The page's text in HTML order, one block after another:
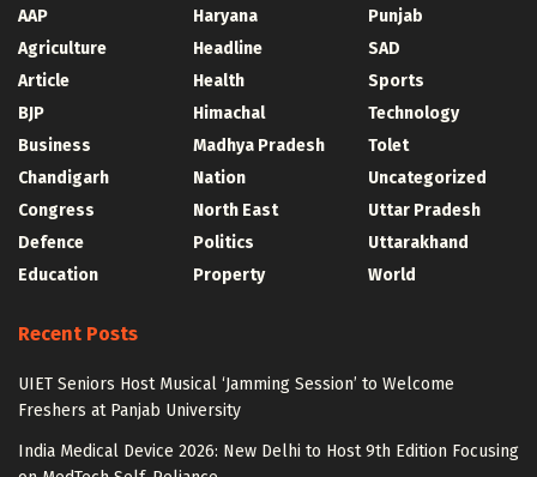
AAP
Agriculture
Article
BJP
Business
Chandigarh
Congress
Defence
Education
Haryana
Headline
Health
Himachal
Madhya Pradesh
Nation
North East
Politics
Property
Punjab
SAD
Sports
Technology
Tolet
Uncategorized
Uttar Pradesh
Uttarakhand
World
Recent Posts
UIET Seniors Host Musical ‘Jamming Session’ to Welcome
Freshers at Panjab University
India Medical Device 2026: New Delhi to Host 9th Edition Focusing